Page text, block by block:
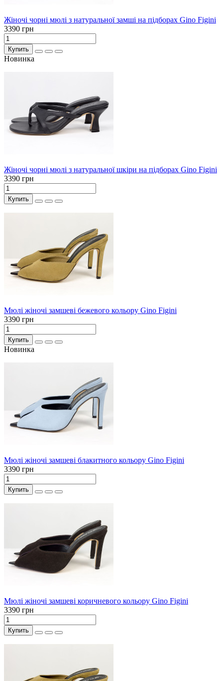
Жіночі чорні мюлі з натуральної замші на підборах Gino Figini
3390 грн
Купить
Новинка
Жіночі чорні мюлі з натуральної шкіри на підборах Gino Figini
3390 грн
Купить
Мюлі жіночі замшеві бежевого кольору Gino Figini
3390 грн
Купить
Новинка
Мюлі жіночі замшеві блакитного кольору Gino Figini
3390 грн
Купить
Мюлі жіночі замшеві коричневого кольору Gino Figini
3390 грн
Купить